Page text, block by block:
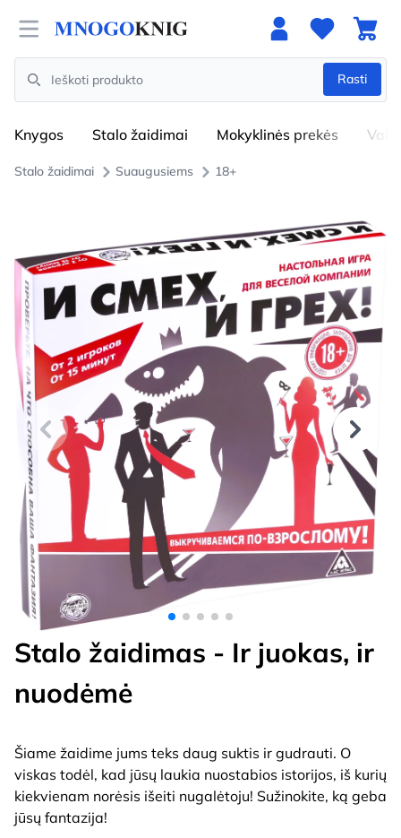
Open menu
Search
Rasti
Knygos Stalo žaidimai Mokyklinės prekės
Stalo žaidimai Suaugusiems 18+
Stalo žaidimas - Ir juokas, ir
nuodėmė
Šiame žaidime jums teks daug suktis ir gudrauti. O
viskas todėl, kad jūsų laukia nuostabios istorijos, iš kurių
kiekvienam norėsis išeiti nugalėtoju! Sužinokite, ką geba
jūsų fantazija!